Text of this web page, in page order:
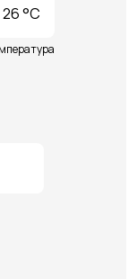
26 °C